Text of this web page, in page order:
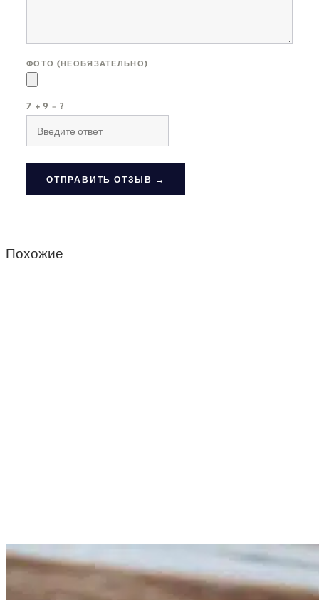
ФОТО (НЕОБЯЗАТЕЛЬНО)
7 + 9 = ?
ОТПРАВИТЬ ОТЗЫВ →
Похожие